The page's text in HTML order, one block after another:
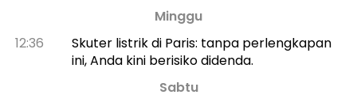
Minggu
12:36
Skuter listrik di Paris: tanpa perlengkapan
ini, Anda kini berisiko didenda.
Sabtu